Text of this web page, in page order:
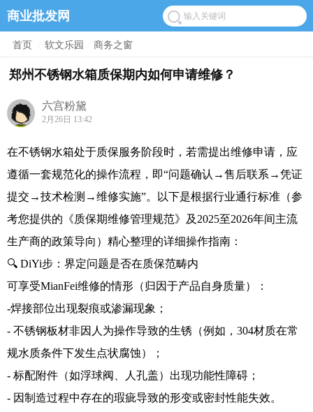
商业批发网
首页 软文乐园 商务之窗
郑州不锈钢水箱质保期内如何申请维修？
六宫粉黛
2月26日 13:42
在不锈钢水箱处于质保服务阶段时，若需提出维修申请，应
遵循一套规范化的操作流程，即“问题确认→售后联系→凭证
提交→技术检测→维修实施”。以下是根据行业通行标准（参
考您提供的《质保期维修管理规范》及2025至2026年间主流
生产商的政策导向）精心整理的详细操作指南：
🔍 DiYi步：界定问题是否在质保范畴内
可享受MianFei维修的情形（归因于产品自身质量）：
-焊接部位出现裂痕或渗漏现象；
- 不锈钢板材非因人为操作导致的生锈（例如，304材质在常
规水质条件下发生点状腐蚀）；
- 标配附件（如浮球阀、人孔盖）出现功能性障碍；
- 因制造过程中存在的瑕疵导致的形变或密封性能失效。